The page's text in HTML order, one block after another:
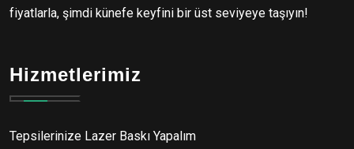
fiyatlarla, şimdi künefe keyfini bir üst seviyeye taşıyın!
Hizmetlerimiz
Tepsilerinize Lazer Baskı Yapalım